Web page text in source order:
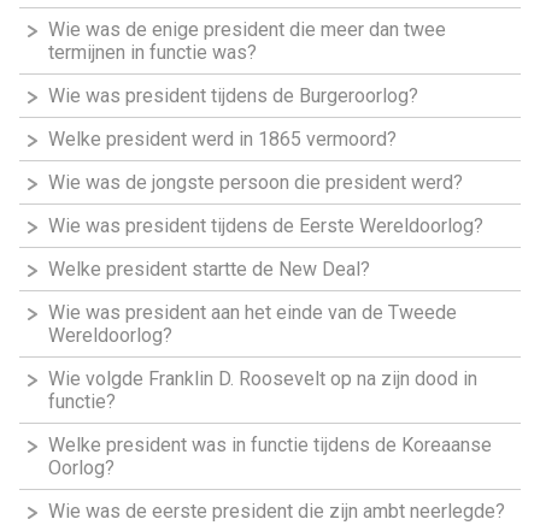
Wie was de enige president die meer dan twee
termijnen in functie was?
Wie was president tijdens de Burgeroorlog?
Welke president werd in 1865 vermoord?
Wie was de jongste persoon die president werd?
Wie was president tijdens de Eerste Wereldoorlog?
Welke president startte de New Deal?
Wie was president aan het einde van de Tweede
Wereldoorlog?
Wie volgde Franklin D. Roosevelt op na zijn dood in
functie?
Welke president was in functie tijdens de Koreaanse
Oorlog?
Wie was de eerste president die zijn ambt neerlegde?